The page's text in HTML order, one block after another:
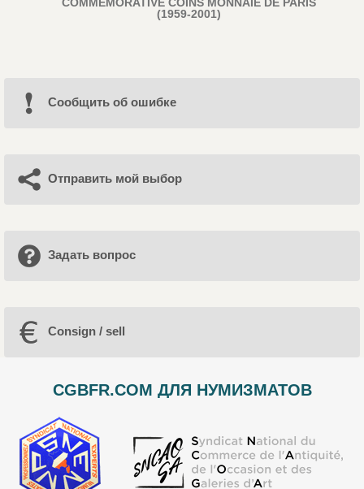
(1959-2001)
Cообщить об ошибке
Отправить мой выбор
Задать вопрос
Consign / sell
CGBFR.COM ДЛЯ НУМИЗМАТОВ